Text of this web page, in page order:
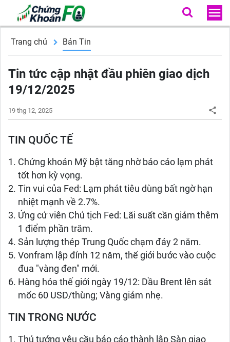
Trang chủ Bản Tin
Tin tức cập nhật đầu phiên giao dịch
19/12/2025
19 thg 12, 2025
TIN QUỐC TẾ
Chứng khoán Mỹ bật tăng nhờ báo cáo lạm phát
tốt hơn kỳ vọng.
Tin vui của Fed: Lạm phát tiêu dùng bất ngờ hạn
nhiệt mạnh về 2.7%.
Ứng cử viên Chủ tịch Fed: Lãi suất cần giảm thêm
1 điểm phần trăm.
Sản lượng thép Trung Quốc chạm đáy 2 năm.
Vonfram lập đỉnh 12 năm, thế giới bước vào cuộc
đua "vàng đen" mới.
Hàng hóa thế giới ngày 19/12: Dầu Brent lên sát
mốc 60 USD/thùng; Vàng giảm nhẹ.
TIN TRONG NƯỚC
Thủ tướng yêu cầu báo cáo thành lập Sàn giao